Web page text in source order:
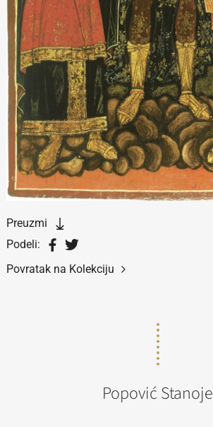
Preuzmi
Podeli:
Povratak na Kolekciju
Popović Stanoje